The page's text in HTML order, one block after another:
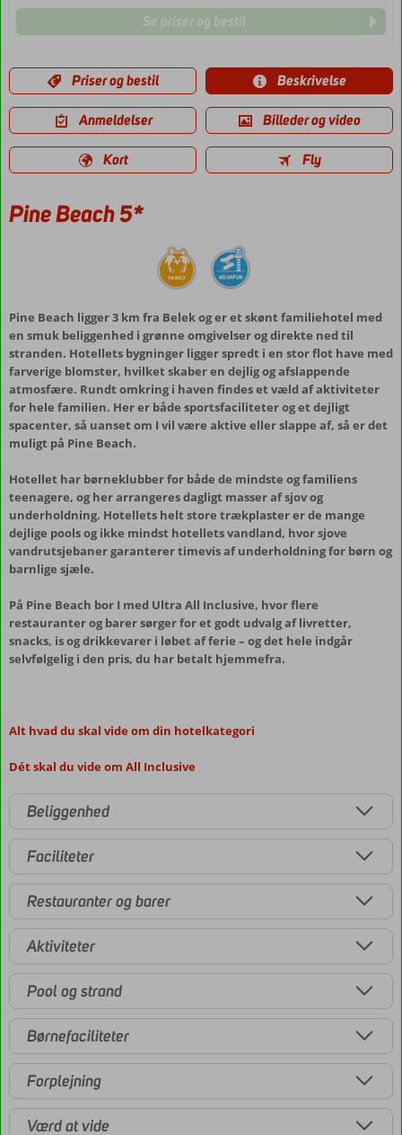
Se priser og bestil
Priser og bestil Beskrivelse
Anmeldelser Billeder og video
Kort Fly
Pine Beach 5*
Pine Beach ligger 3 km fra Belek og er et skønt familiehotel med
en smuk beliggenhed i grønne omgivelser og direkte ned til
stranden. Hotellets bygninger ligger spredt i en stor flot have med
farverige blomster, hvilket skaber en dejlig og afslappende
atmosfære. Rundt omkring i haven findes et væld af aktiviteter
for hele familien. Her er både sportsfaciliteter og et dejligt
spacenter, så uanset om I vil være aktive eller slappe af, så er det
muligt på Pine Beach.
Hotellet har børneklubber for både de mindste og familiens
teenagere, og her arrangeres dagligt masser af sjov og
underholdning. Hotellets helt store trækplaster er de mange
dejlige pools og ikke mindst hotellets vandland, hvor sjove
vandrutsjebaner garanterer timevis af underholdning for børn og
barnlige sjæle.
På Pine Beach bor I med Ultra All Inclusive, hvor flere
restauranter og barer sørger for et godt udvalg af livretter,
snacks, is og drikkevarer i løbet af ferie – og det hele indgår
selvfølgelig i den pris, du har betalt hjemmefra.
Alt hvad du skal vide om din hotelkategori
Dét skal du vide om All Inclusive
Beliggenhed
Faciliteter
Restauranter og barer
Aktiviteter
Pool og strand
Børnefaciliteter
Forplejning
Værd at vide